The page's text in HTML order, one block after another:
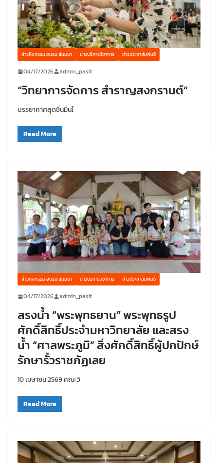
ข่าวกิจกรรม อบรม สัมมนา ข่าวบริการวิชาการ ข่าวประชาสัมพันธ์
04/17/2026 admin_pasit
“วิทยาการจัดการ สำราญสงกรานต์”
บรรยากาศสุดชื่นมื่นใ
Read More
ข่าวกิจกรรม อบรม สัมมนา ข่าวบริการวิชาการ ข่าวประชาสัมพันธ์
04/17/2026 admin_pasit
สรงน้ำ “พระพุทธยาน” พระพุทธรูป
ศักดิ์สิทธิ์ประจำมหาวิทยาลัย และสรง
น้ำ “ศาลพระภูมิ” สิ่งศักดิ์สิทธิ์ผู้ปกปักษ์
รักษารั้วราชภัฏเลย
10 เมษายน 2569 คณะวิ
Read More